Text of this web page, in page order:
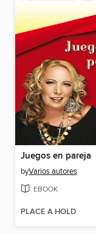
Juegos en pareja
byVarios autores
EBOOK
PLACE A HOLD